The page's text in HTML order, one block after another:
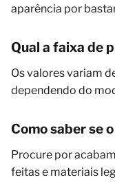
aparência por
Qual a faixa de
Os valores variam
dependendo do
Como saber se
Procure por
feitas e materiais